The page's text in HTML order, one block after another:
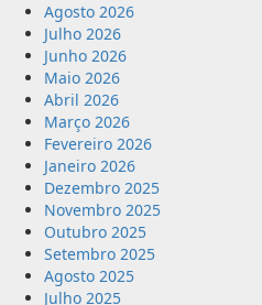
Agosto 2026
Julho 2026
Junho 2026
Maio 2026
Abril 2026
Março 2026
Fevereiro 2026
Janeiro 2026
Dezembro 2025
Novembro 2025
Outubro 2025
Setembro 2025
Agosto 2025
Julho 2025